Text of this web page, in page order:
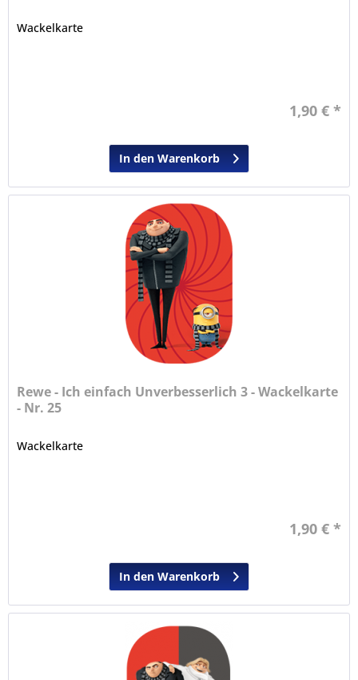
Wackelkarte
1,90 € *
In den Warenkorb
Rewe - Ich einfach Unverbesserlich 3 - Wackelkarte
- Nr. 25
Wackelkarte
1,90 € *
In den Warenkorb